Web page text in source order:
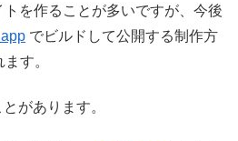
を作ることが多いですが、今後
でビルドして公開する制作方
す。
があります。